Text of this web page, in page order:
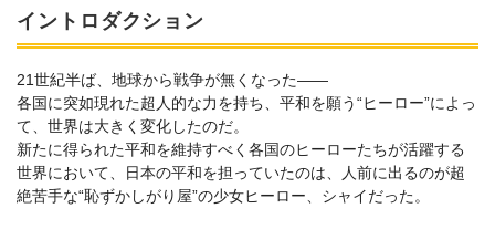
イントロダクション
21世紀半ば、地球から戦争が無くなった――
各国に突如現れた超人的な力を持ち、平和を願う“ヒーロー”によっ
て、世界は大きく変化したのだ。
新たに得られた平和を維持すべく各国のヒーローたちが活躍する
世界において、日本の平和を担っていたのは、人前に出るのが超
絶苦手な“恥ずかしがり屋”の少女ヒーロー、シャイだった。